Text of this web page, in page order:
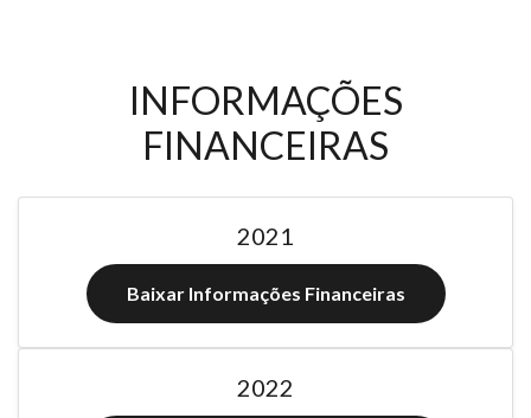
INFORMAÇÕES
FINANCEIRAS
2021
Baixar Informações Financeiras
2022